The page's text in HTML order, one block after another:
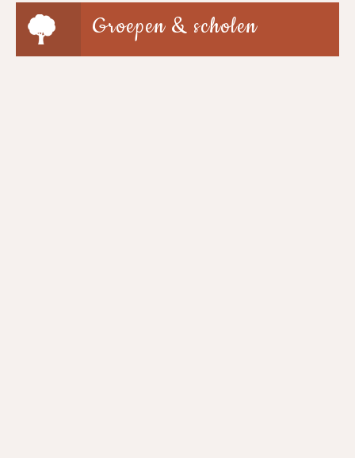
Groepen & scholen